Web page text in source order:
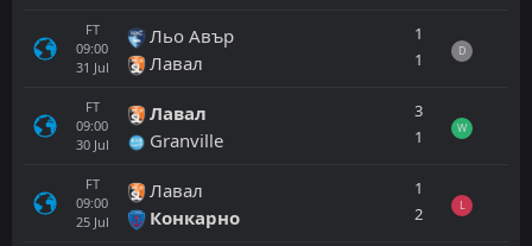
FT
09:00
31 Jul
Льо Авър
Лавал
1
1
D
FT
09:00
30 Jul
Лавал
Granville
3
1
W
FT
09:00
25 Jul
Лавал
Конкарно
1
2
L